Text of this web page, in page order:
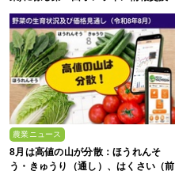
会
農業ニュース
8月は高値の山が分散：ほうれんそ
う・きゅうり（通し）、はくさい（前